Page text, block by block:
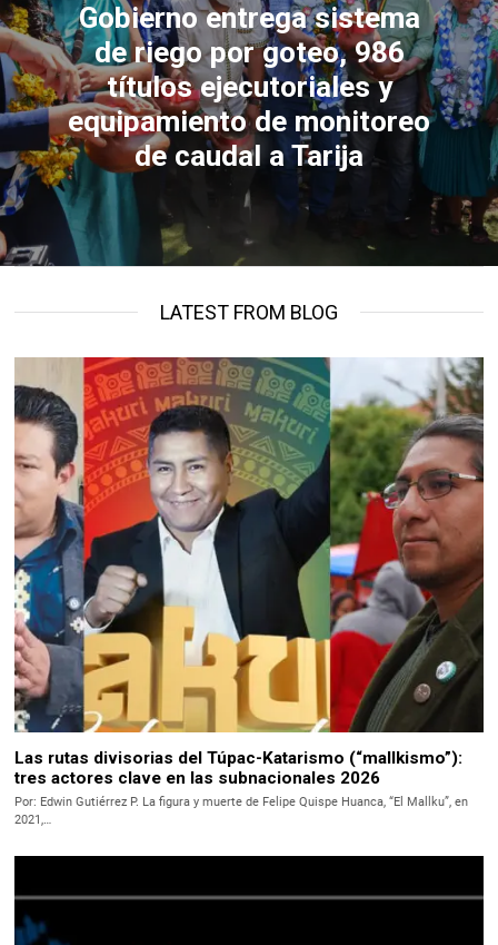
Gobierno entrega sistema
de riego por goteo, 986
títulos ejecutoriales y
equipamiento de monitoreo
de caudal a Tarija
LATEST FROM BLOG
Las rutas divisorias del Túpac-Katarismo (“mallkismo”):
tres actores clave en las subnacionales 2026
Por: Edwin Gutiérrez P. La figura y muerte de Felipe Quispe Huanca, “El Mallku”, en
2021,…